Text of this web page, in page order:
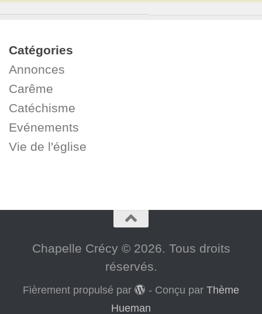
Catégories
Annonces
Carême
Catéchisme
Evénements
Vie de l'église
Chapelle Crécy © 2026. Tous droits
réservés.
Fièrement propulsé par - Conçu par Thème
Hueman